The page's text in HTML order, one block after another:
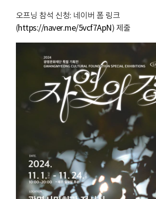
오프닝 참석 신청: 네이버 폼 링크
(https://naver.me/5vcf7ApN) 제출